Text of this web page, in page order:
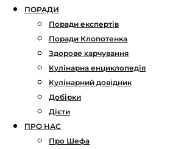
ПОРАДИ
Поради експертів
Поради Клопотенка
Здорове харчування
Кулінарна енциклопедія
Кулінарний довідник
Добірки
Дієти
ПРО НАС
Про Шефа